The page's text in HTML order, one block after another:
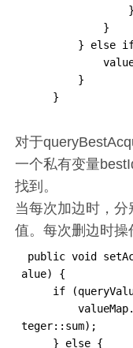
}
}
} else if
valueSum
}
}
对于
一个私有变量
找到。
当每次加边时，
值。每次删边时操
public void
alue) {
if
teger::sum);
} else {